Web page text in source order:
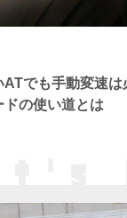
ATでも手動変速
の使い道とは